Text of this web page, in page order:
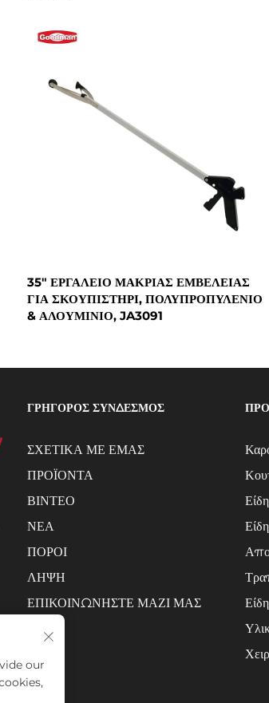
35" ΕΡΓΑΛΕΊΟ ΜΑΚΡΙΆΣ ΕΜΒΈΛΕΙΑΣ
ΓΙΑ ΣΚΟΥΠΙΣΤΉΡΙ, ΠΟΛΥΠΡΟΠΥΛΈΝΙΟ
& ΑΛΟΥΜΊΝΙΟ, JA3091
ΓΡΗΓΟΡΟΣ ΣΥΝΔΕΣΜΟΣ
ΣΧΕΤΙΚΑ ΜΕ ΕΜΑΣ
ΠΡΟΪΟΝΤΑ
ΒΙΝΤΕΟ
ΝΕΑ
ΠΟΡΟΙ
ΛΗΨΗ
ΕΠΙΚΟΙΝΩΝΗΣΤΕ ΜΑΖΙ ΜΑΣ
our